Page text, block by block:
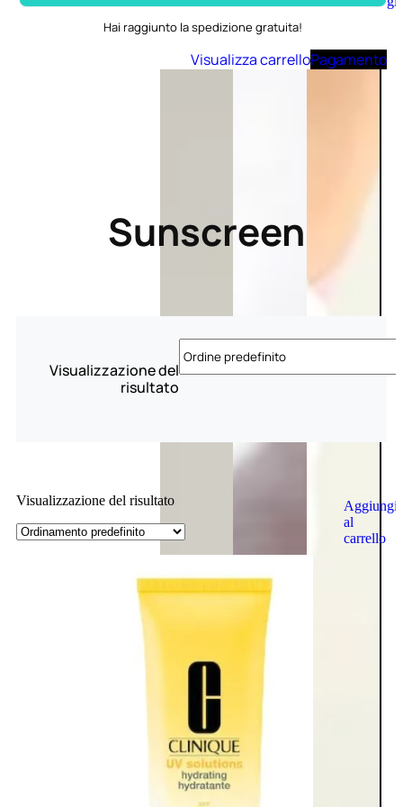
Aggiungi
al
carrello
Hai raggiunto la spedizione gratuita!
Visualizza carrelloPagamento
Sunscreen
Visualizzazione del
risultato
Visualizzazione del risultato